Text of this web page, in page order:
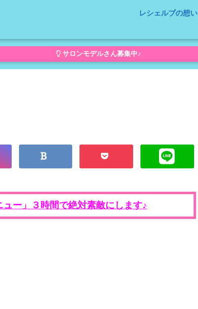
レシェルブの想い
サロンモデルさん募集中♪
ー」３時間で絶対素敵にします♪